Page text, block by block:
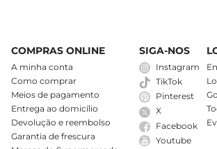
COMPRAS ONLINE
A minha conta
Como comprar
Meios de pagamento
Entrega ao domicílio
Devolução e reembolso
Garantia de frescura
SIGA-NOS
Instagram
TikTok
Pinterest
X
Facebook
Youtube